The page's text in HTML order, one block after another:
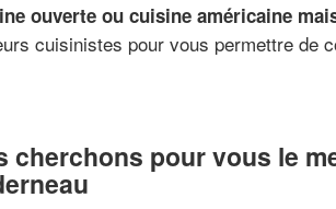
ouverte ou cuisine américaine
cuisinistes pour vous permettre de
cherchons pour vous le